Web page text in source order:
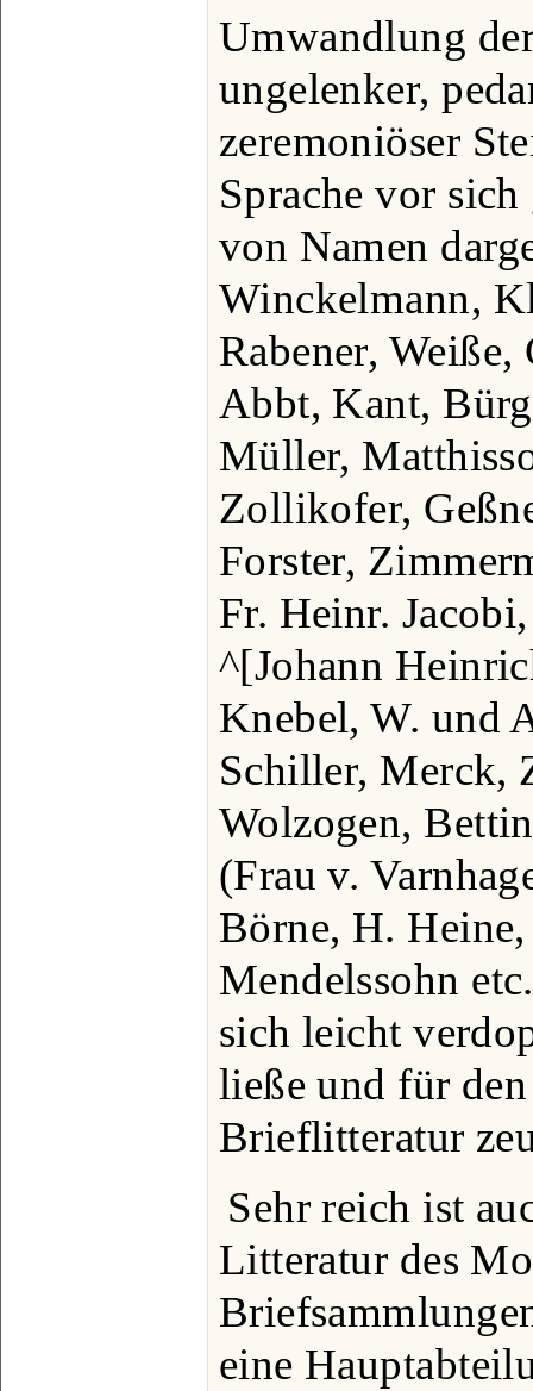
Umwandlung
ungelenker,
zeremoniöser
Sprache vor
von Namen
Winckelmann,
Rabener,
Abbt, Kant,
Müller,
Zollikofer,
Forster,
Fr. Heinr.
^[Johann
Knebel, W. und
Schiller, Merck,
Wolzogen,
(Frau v.
Börne, H.
Mendelssohn
sich leicht
ließe und für
Brieflitteratur
Sehr reich ist
Litteratur des
eine